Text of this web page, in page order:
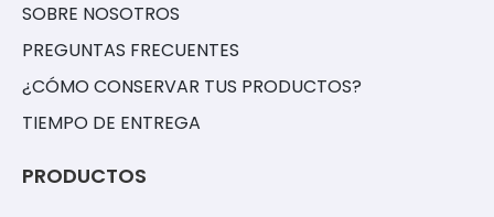
SOBRE NOSOTROS
PREGUNTAS FRECUENTES
¿CÓMO CONSERVAR TUS PRODUCTOS?
TIEMPO DE ENTREGA
PRODUCTOS